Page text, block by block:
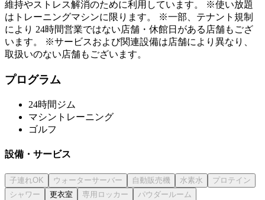
維持やストレス解消のために利用しています。 ※使い放題
はトレーニングマシンに限ります。 ※一部、テナント規制
により 24時間営業ではない店舗・休館日がある店舗もござ
います。 ※サービスおよび関連設備は店舗により異なり、
取扱いのない店舗もございます。
プログラム
24時間ジム
マシントレーニング
ゴルフ
設備・サービス
更衣室